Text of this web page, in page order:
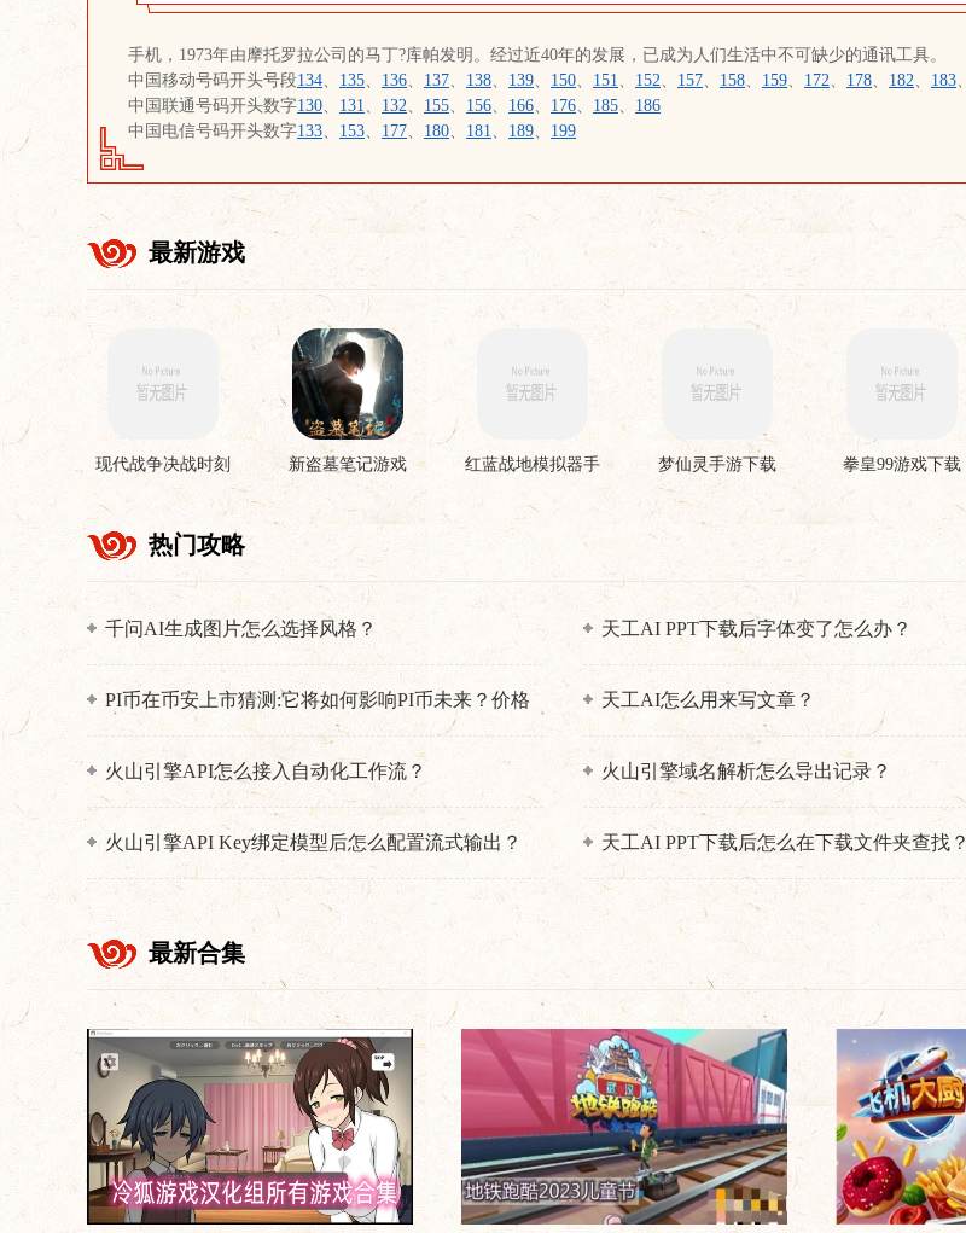
手机，1973年由摩托罗拉公司的马丁?库帕发明。经过近40年的发展，已成为人们生活中不可缺少的通讯工具。
中国移动号码开头号段134、 135、 136、 137、 138、 139、 150、 151、 152、 157、 158、 159、 172、 178、 182、 183、
中国联通号码开头数字130、 131、 132、 155、 156、 166、 176、 185、 186
中国电信号码开头数字133、 153、 177、 180、 181、 189、 199
最新游戏
现代战争决战时刻
新盗墓笔记游戏
红蓝战地模拟器手
梦仙灵手游下载 拳皇99游戏下载
热门攻略
千问AI生成图片怎么选择风格？ 天工AI PPT下载后字体变了怎么办？
PI币在币安上市猜测:它将如何影响PI币未来？价格
为何暴跌？
天工AI怎么用来写文章？
火山引擎API怎么接入自动化工作流？ 火山引擎域名解析怎么导出记录？
火山引擎API Key绑定模型后怎么配置流式输出？ 天工AI PPT下载后怎么在下载文件夹查找？
最新合集